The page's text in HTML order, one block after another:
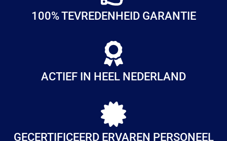
100% TEVREDENHEID GARANTIE
ACTIEF IN HEEL NEDERLAND
GECERTIFICEERD ERVAREN PERSONEEL